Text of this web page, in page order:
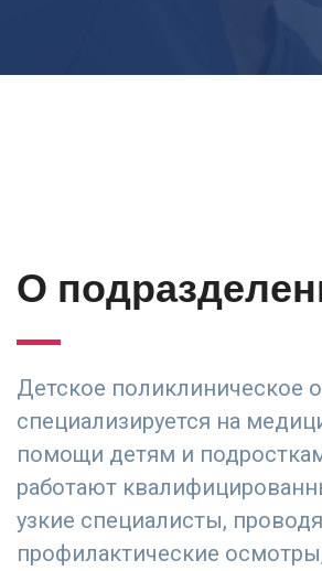
О
Детское поликлиническое
специализируется на
помощи детям и
работают
узкие специалисты,
профилактические